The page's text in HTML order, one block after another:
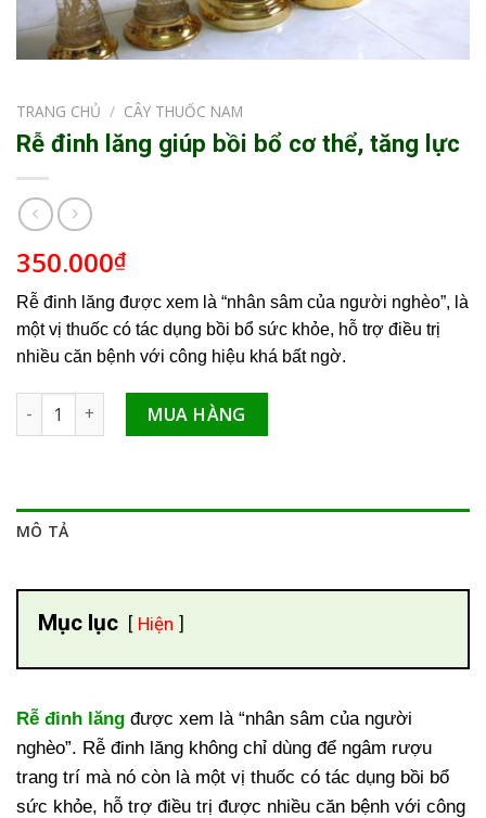
TRANG CHỦ / CÂY THUỐC NAM
Rễ đinh lăng giúp bồi bổ cơ thể, tăng lực
350.000₫
Rễ đinh lăng được xem là “nhân sâm của người nghèo”, là
một vị thuốc có tác dụng bồi bổ sức khỏe, hỗ trợ điều trị
nhiều căn bệnh với công hiệu khá bất ngờ.
Rễ đinh lăng giúp bồi bổ cơ thể, tăng lực số lượng
MUA HÀNG
MÔ TẢ
Mục lục Hiện
Rễ đinh lăng được xem là “nhân sâm của người
nghèo”. Rễ đinh lăng không chỉ dùng để ngâm rượu
trang trí mà nó còn là một vị thuốc có tác dụng bồi bổ
sức khỏe, hỗ trợ điều trị được nhiều căn bệnh với công